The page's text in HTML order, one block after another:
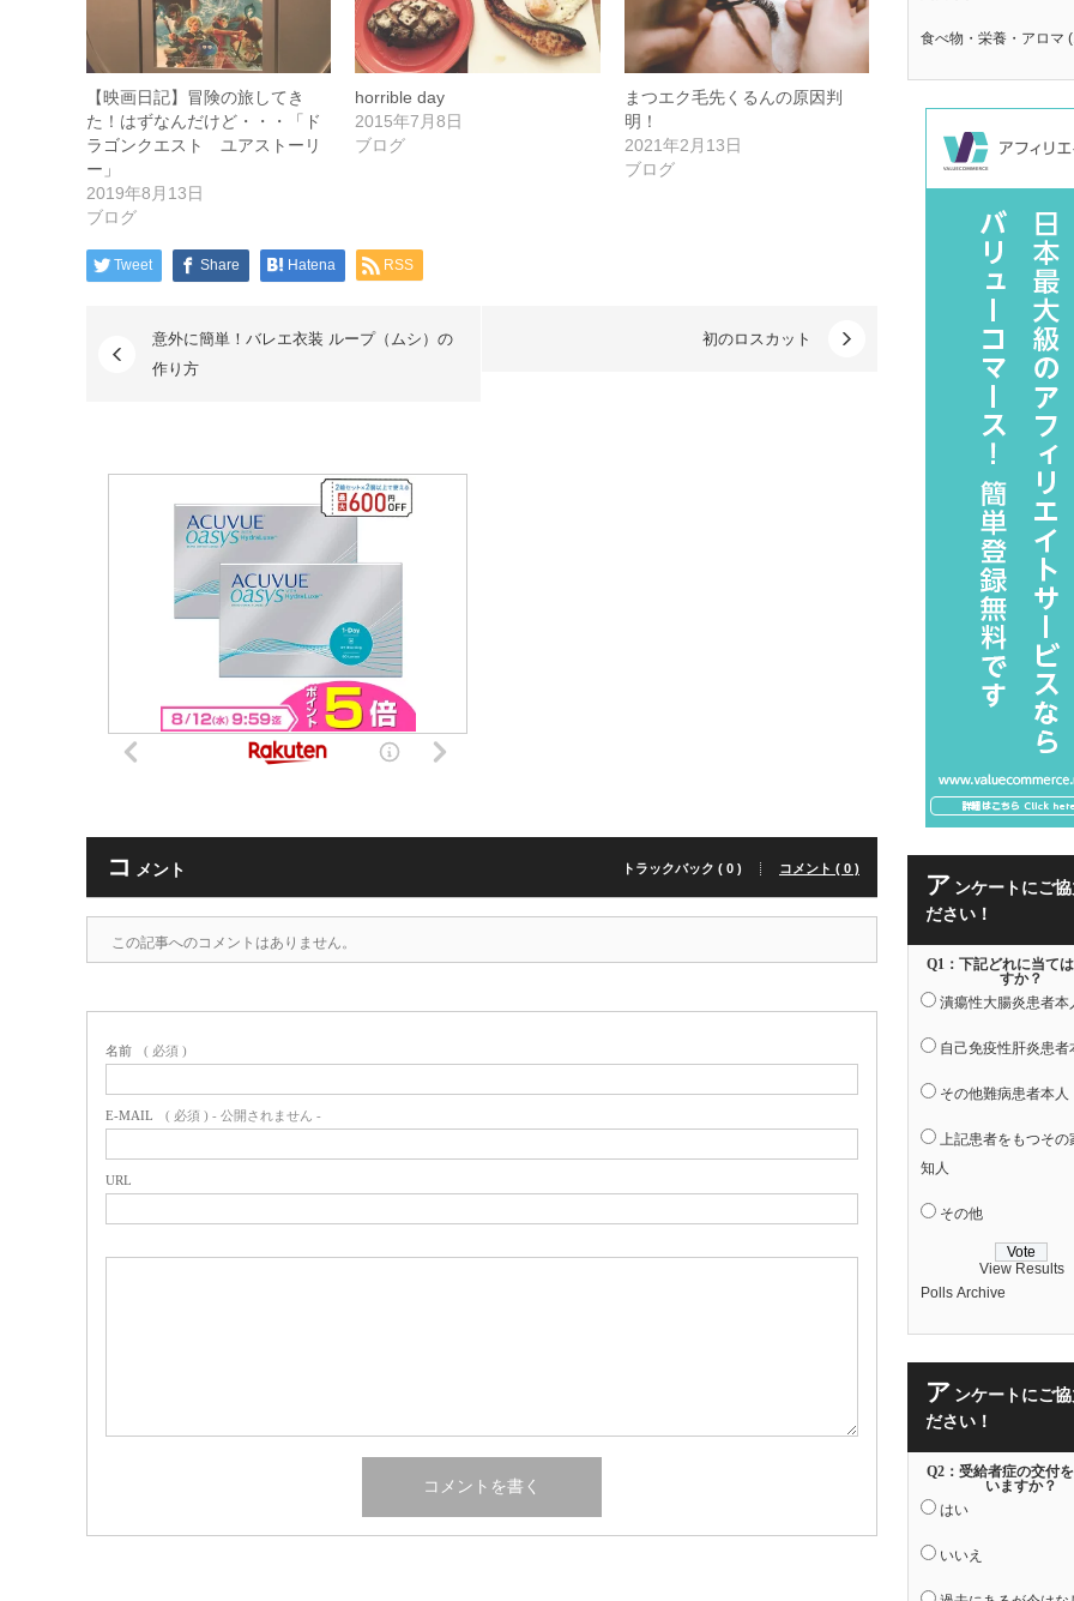
【映画日記】冒険の旅してき
た！はずなんだけど・・・「ド
ラゴンクエスト ユアストーリ
ー」
2019年8月13日
ブログ
horrible day
2015年7月8日
ブログ
まつエク毛先くるんの原因判
明！
2021年2月13日
ブログ
Tweet Share Hatena RSS
意外に簡単！バレエ衣装 ループ（ムシ）の
作り方
初のロスカット
コ メント トラックバック ( 0 ) コメント ( 0 )
この記事へのコメントはありません。
名前 ( 必須 )
E-MAIL ( 必須 ) - 公開されません -
URL
食べ物・栄養・アロマ
ア ンケートにご
ださい！
Q1：下記どれに当て
すか？
潰瘍性大腸炎患者本
自己免疫性肝炎患者
その他難病患者本人
上記患者をもつその
知人
その他
View Results
Polls Archive
ア ンケートにご
ださい！
Q2：受給者症の交付
いますか？
はい
いいえ